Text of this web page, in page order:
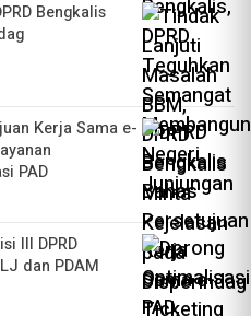
Bengkalis
Kerja Sama e-
PAD
III DPRD
dan PDAM